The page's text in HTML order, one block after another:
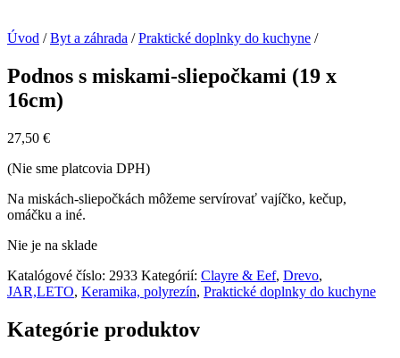
Úvod /Byt a záhrada /Praktické doplnky do kuchyne /
Podnos s miskami-sliepočkami (19 x
16cm)
27,50 €
(Nie sme platcovia DPH)
Na miskách-sliepočkách môžeme servírovať vajíčko, kečup,
omáčku a iné.
Nie je na sklade
Katalógové číslo: 2933 Kategórií: Clayre & Eef, Drevo,
JAR,LETO, Keramika, polyrezín, Praktické doplnky do kuchyne
Kategórie produktov